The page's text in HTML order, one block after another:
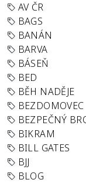
AV ČR
BAGS
BANÁN
BARVA
BÁSEŇ
BED
BĚH NADĚJE
BEZDOMOVEC
BEZPEČNÝ
BIKRAM
BILL GATES
BJJ
BLOG